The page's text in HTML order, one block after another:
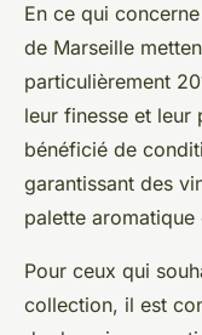
En ce qui
de Marseille
particulièrement
leur finesse et leur
bénéficié de
garantissant des
palette aromatique
Pour ceux qui
collection, il est